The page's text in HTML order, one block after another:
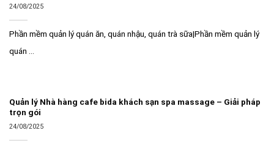
24/08/2025
Phần mềm quản lý quán ăn, quán nhậu, quán trà sữa|Phần mềm quản lý
quán ...
Quản lý Nhà hàng cafe bida khách sạn spa massage – Giải pháp
trọn gói
24/08/2025